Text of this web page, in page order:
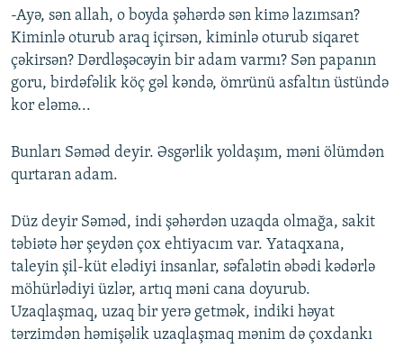
-Ayə, sən allah, o boyda şəhərdə sən kimə lazımsan?
Kiminlə oturub araq içirsən, kiminlə oturub siqaret
çəkirsən? Dərdləşəcəyin bir adam varmı? Sən papanın
goru, birdəfəlik köç gəl kəndə, ömrünü asfaltın üstündə
kor eləmə...
Bunları Səməd deyir. Əsgərlik yoldaşım, məni ölümdən
qurtaran adam.
Düz deyir Səməd, indi şəhərdən uzaqda olmağa, sakit
təbiətə hər şeydən çox ehtiyacım var. Yataqxana,
taleyin şil-küt elədiyi insanlar, səfalətin əbədi kədərlə
möhürlədiyi üzlər, artıq məni cana doyurub.
Uzaqlaşmaq, uzaq bir yerə getmək, indiki həyat
tərzimdən həmişəlik uzaqlaşmaq mənim də çoxdankı